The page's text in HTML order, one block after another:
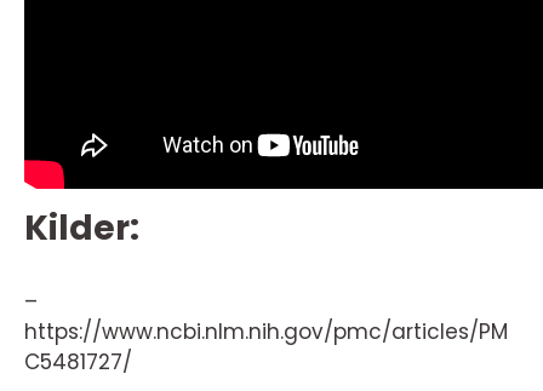
Kilder:
–
https://www.ncbi.nlm.nih.gov/pmc/articles/PM
C5481727/